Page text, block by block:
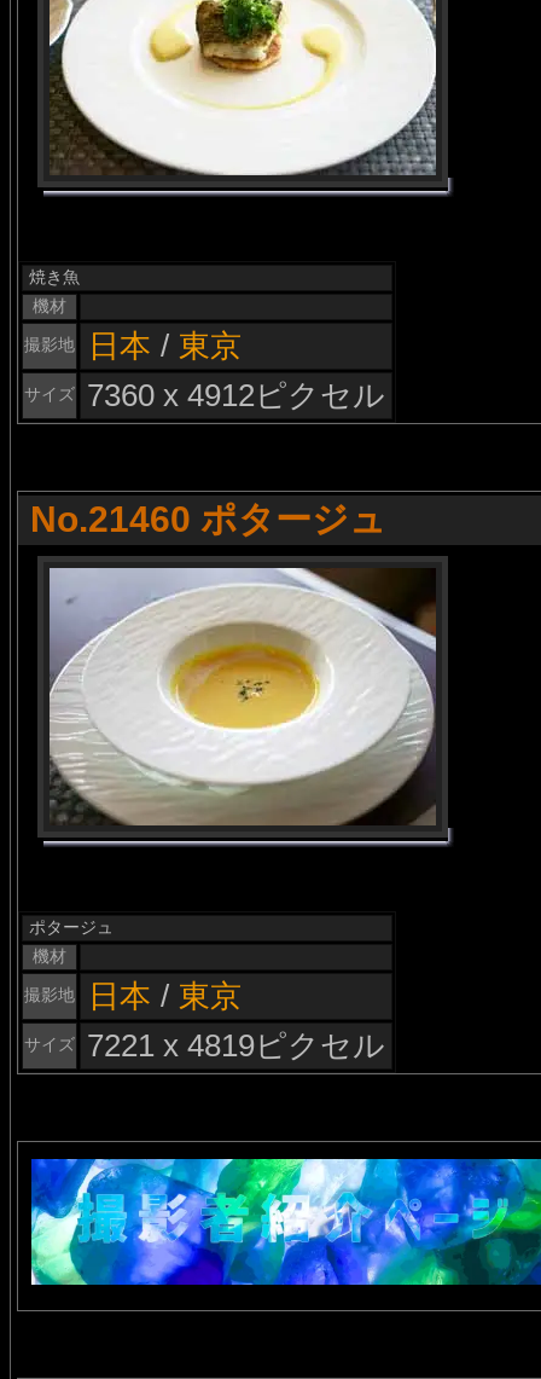
焼き魚
機材
撮影地
日本 / 東京
サイズ 7360 x 4912ピクセル
No.21460 ポタージュ
ポタージュ
機材
撮影地
日本 / 東京
サイズ 7221 x 4819ピクセル